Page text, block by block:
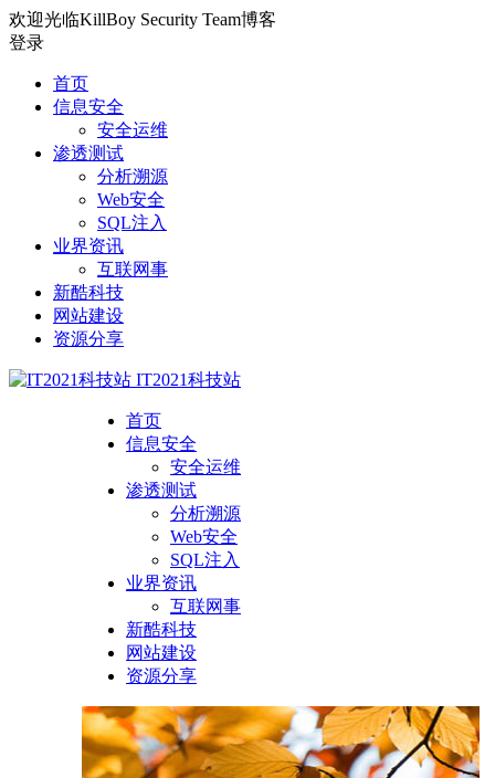
欢迎光临KillBoy Security Team博客
登录
首页
信息安全
安全运维
渗透测试
分析溯源
Web安全
SQL注入
业界资讯
互联网事
新酷科技
网站建设
资源分享
IT2021科技站
首页
信息安全
安全运维
渗透测试
分析溯源
Web安全
SQL注入
业界资讯
互联网事
新酷科技
网站建设
资源分享